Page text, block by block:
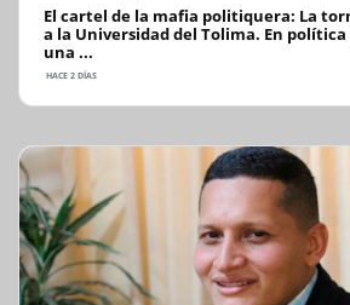
El cartel de la mafia politiquera: La
a la Universidad del Tolima. En
una ...
HACE 2 DÍAS